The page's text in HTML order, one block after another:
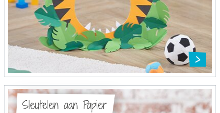
Sleutelen aan Papier